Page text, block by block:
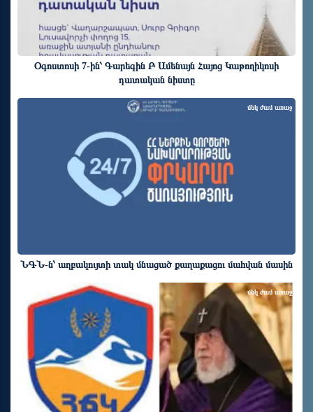
Օգոստոսի 7-ին՝ Գարեգին Բ Ամենայն Հայոց Կաթողիկոսի
դատական նիստը
ՆԳՆ-ն՝ աղբակույտի տակ մնացած քաղաքացու մահվան մասին
մեկ ժամ առաջ
մեկ ժամ առաջ